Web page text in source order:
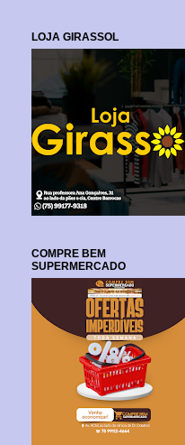
LOJA GIRASSOL
COMPRE BEM
SUPERMERCADO